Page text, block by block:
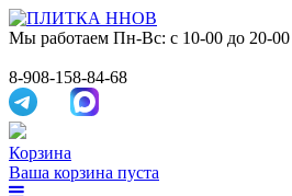
Мы работаем Пн-Вс: с 10-00 до 20-00
8-908-158-84-68
Корзина
Ваша корзина пуста